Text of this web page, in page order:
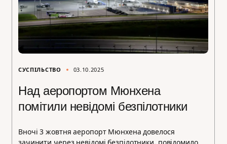
СУСПІЛЬСТВО 03.10.2025
Над аеропортом Мюнхена
помітили невідомі безпілотники
Вночі 3 жовтня аеропорт Мюнхена довелося
зачинити через невідомі безпілотники, повідомило